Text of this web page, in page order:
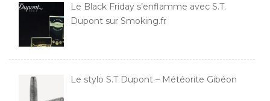
Le Black Friday s’enflamme avec S.T.
Dupont sur Smoking.fr
Le stylo S.T Dupont – Météorite Gibéon